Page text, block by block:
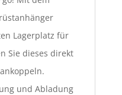
Lagerplatz für
Sie dieses direkt
und Abladung